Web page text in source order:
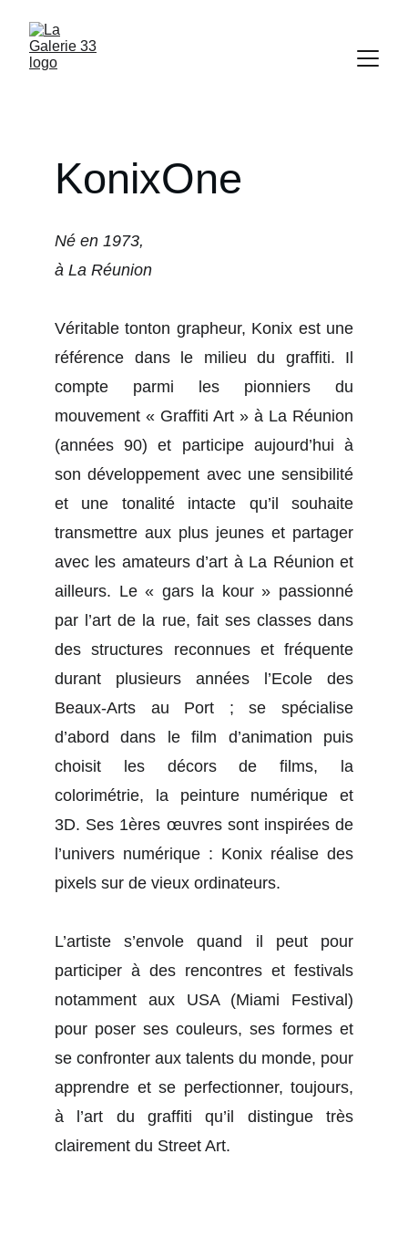
KonixOne
Né en 1973,
à La Réunion
Véritable tonton grapheur, Konix est une
référence dans le milieu du graffiti. Il
compte parmi les pionniers du
mouvement « Graffiti Art » à La Réunion
(années 90) et participe aujourd’hui à
son développement avec une sensibilité
et une tonalité intacte qu’il souhaite
transmettre aux plus jeunes et partager
avec les amateurs d’art à La Réunion et
ailleurs. Le « gars la kour » passionné
par l’art de la rue, fait ses classes dans
des structures reconnues et fréquente
durant plusieurs années l’Ecole des
Beaux-Arts au Port ; se spécialise
d’abord dans le film d’animation puis
choisit les décors de films, la
colorimétrie, la peinture numérique et
3D. Ses 1ères œuvres sont inspirées de
l’univers numérique : Konix réalise des
pixels sur de vieux ordinateurs.
L’artiste s’envole quand il peut pour
participer à des rencontres et festivals
notamment aux USA (Miami Festival)
pour poser ses couleurs, ses formes et
se confronter aux talents du monde, pour
apprendre et se perfectionner, toujours,
à l’art du graffiti qu’il distingue très
clairement du Street Art.